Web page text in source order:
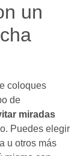
un
coloques
de
miradas
Puedes elegir
u otros más